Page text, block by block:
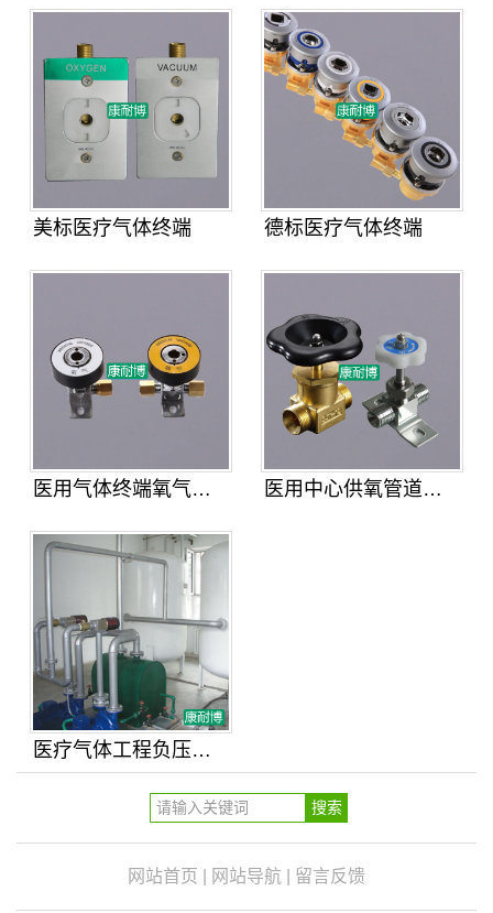
美标医疗气体终端 德标医疗气体终端
医用气体终端氧气终端吸引终端 医用中心供氧管道气体管道截止阀
医疗气体工程负压吸引系统真空泵
网站首页 网站导航 留言反馈